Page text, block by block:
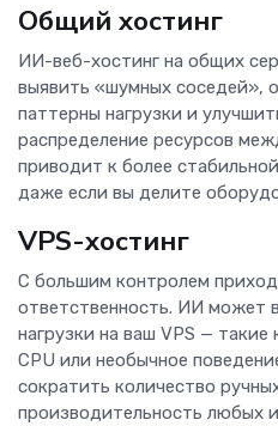
Общий хостинг
ИИ-веб-хостинг на общих
выявить «шумных соседей»,
паттерны нагрузки и
распределение ресурсов
приводит к более
даже если вы делите
VPS-хостинг
С большим контролем
ответственность. ИИ может
нагрузки на ваш VPS — такие
CPU или необычное
сократить количество
производительность любых